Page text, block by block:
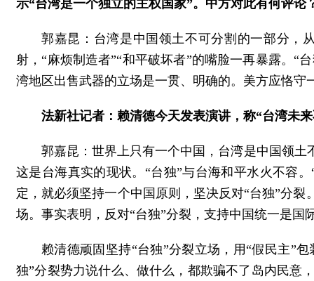
示“台湾是一个独立的主权国家”。中方对此有何评论
郭嘉昆：台湾是中国领土不可分割的一部分，
射，“麻烦制造者”“和平破坏者”的嘴脸一再暴露。“
湾地区出售武器的立场是一贯、明确的。美方应恪
法新社记者：赖清德今天发表演讲，称“台湾未
郭嘉昆：世界上只有一个中国，台湾是中国领
这是台海真实的现状。“台独”与台海和平水火不容
定，就必须坚持一个中国原则，坚决反对“台独”分
场。事实表明，反对“台独”分裂，支持中国统一是国
赖清德顽固坚持“台独”分裂立场，用“假民主”
独”分裂势力说什么、做什么，都欺骗不了岛内民意